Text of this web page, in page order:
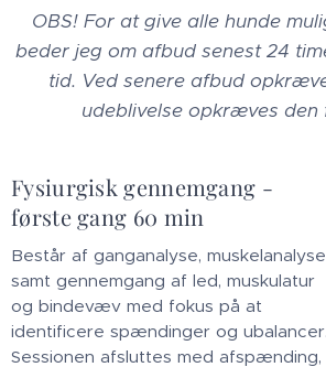
OBS! For at give alle hunde
beder jeg om afbud senest 24
tid. Ved senere afbud
udeblivelse opkræves den
Fysiurgisk gennemgang -
første gang 60 min
Består af ganganalyse, muskelanalyse
samt gennemgang af led, muskulatur
og bindevæv med fokus på at
identificere spændinger og ubalancer.
Sessionen afsluttes med afspænding,